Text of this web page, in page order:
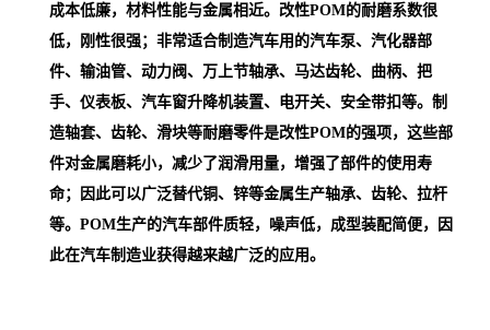
成本低廉，材料性能与金属相近。改性POM的耐磨系数很
低，刚性很强；非常适合制造汽车用的汽车泵、汽化器部
件、输油管、动力阀、万上节轴承、马达齿轮、曲柄、把
手、仪表板、汽车窗升降机装置、电开关、安全带扣等。制
造轴套、齿轮、滑块等耐磨零件是改性POM的强项，这些部
件对金属磨耗小，减少了润滑用量，增强了部件的使用寿
命；因此可以广泛替代铜、锌等金属生产轴承、齿轮、拉杆
等。POM生产的汽车部件质轻，噪声低，成型装配简便，因
此在汽车制 造业获得越来越广泛的应用。